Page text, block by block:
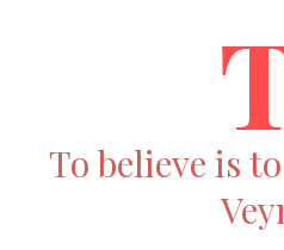
To believe is